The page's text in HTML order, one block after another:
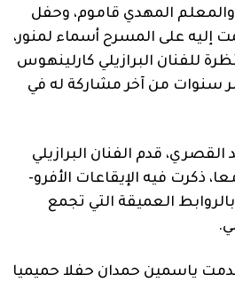
والمعلم المهدي قاموم، وحفل
إليه على المسرح أسماء لمنور،
للفنان البرازيلي كارلينهوس
سنوات من آخر مشاركة له في
قدم الفنان البرازيلي
ذكرت فيه الإيقاعات الأفرو-
بالروابط العميقة التي تجمع
ياسمين حمدان حفلا حميميا